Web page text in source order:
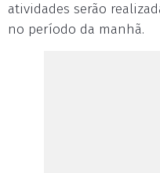
atividades serão
no período da manhã.